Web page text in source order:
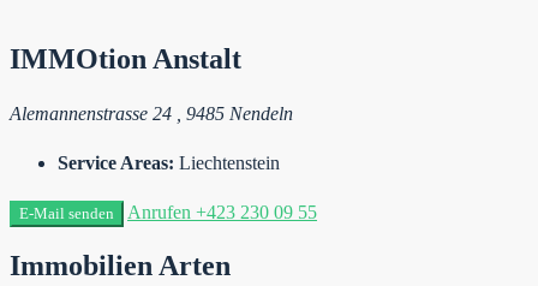
IMMOtion Anstalt
Alemannenstrasse 24 , 9485 Nendeln
Service Areas: Liechtenstein
E-Mail senden Anrufen +423 230 09 55
Immobilien Arten